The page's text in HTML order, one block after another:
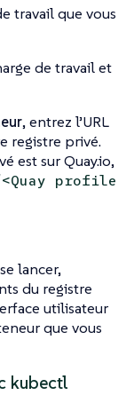
travail que vous
de travail et
, entrez l’URL
registre privé.
est sur Quay.io,
profile
lancer,
du registre
utilisateur
que vous
kubectl